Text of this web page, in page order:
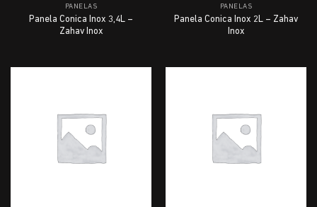
PANELAS
Panela Conica Inox 3,4L –
Zahav Inox
PANELAS
Panela Conica Inox 2L – Zahav
Inox